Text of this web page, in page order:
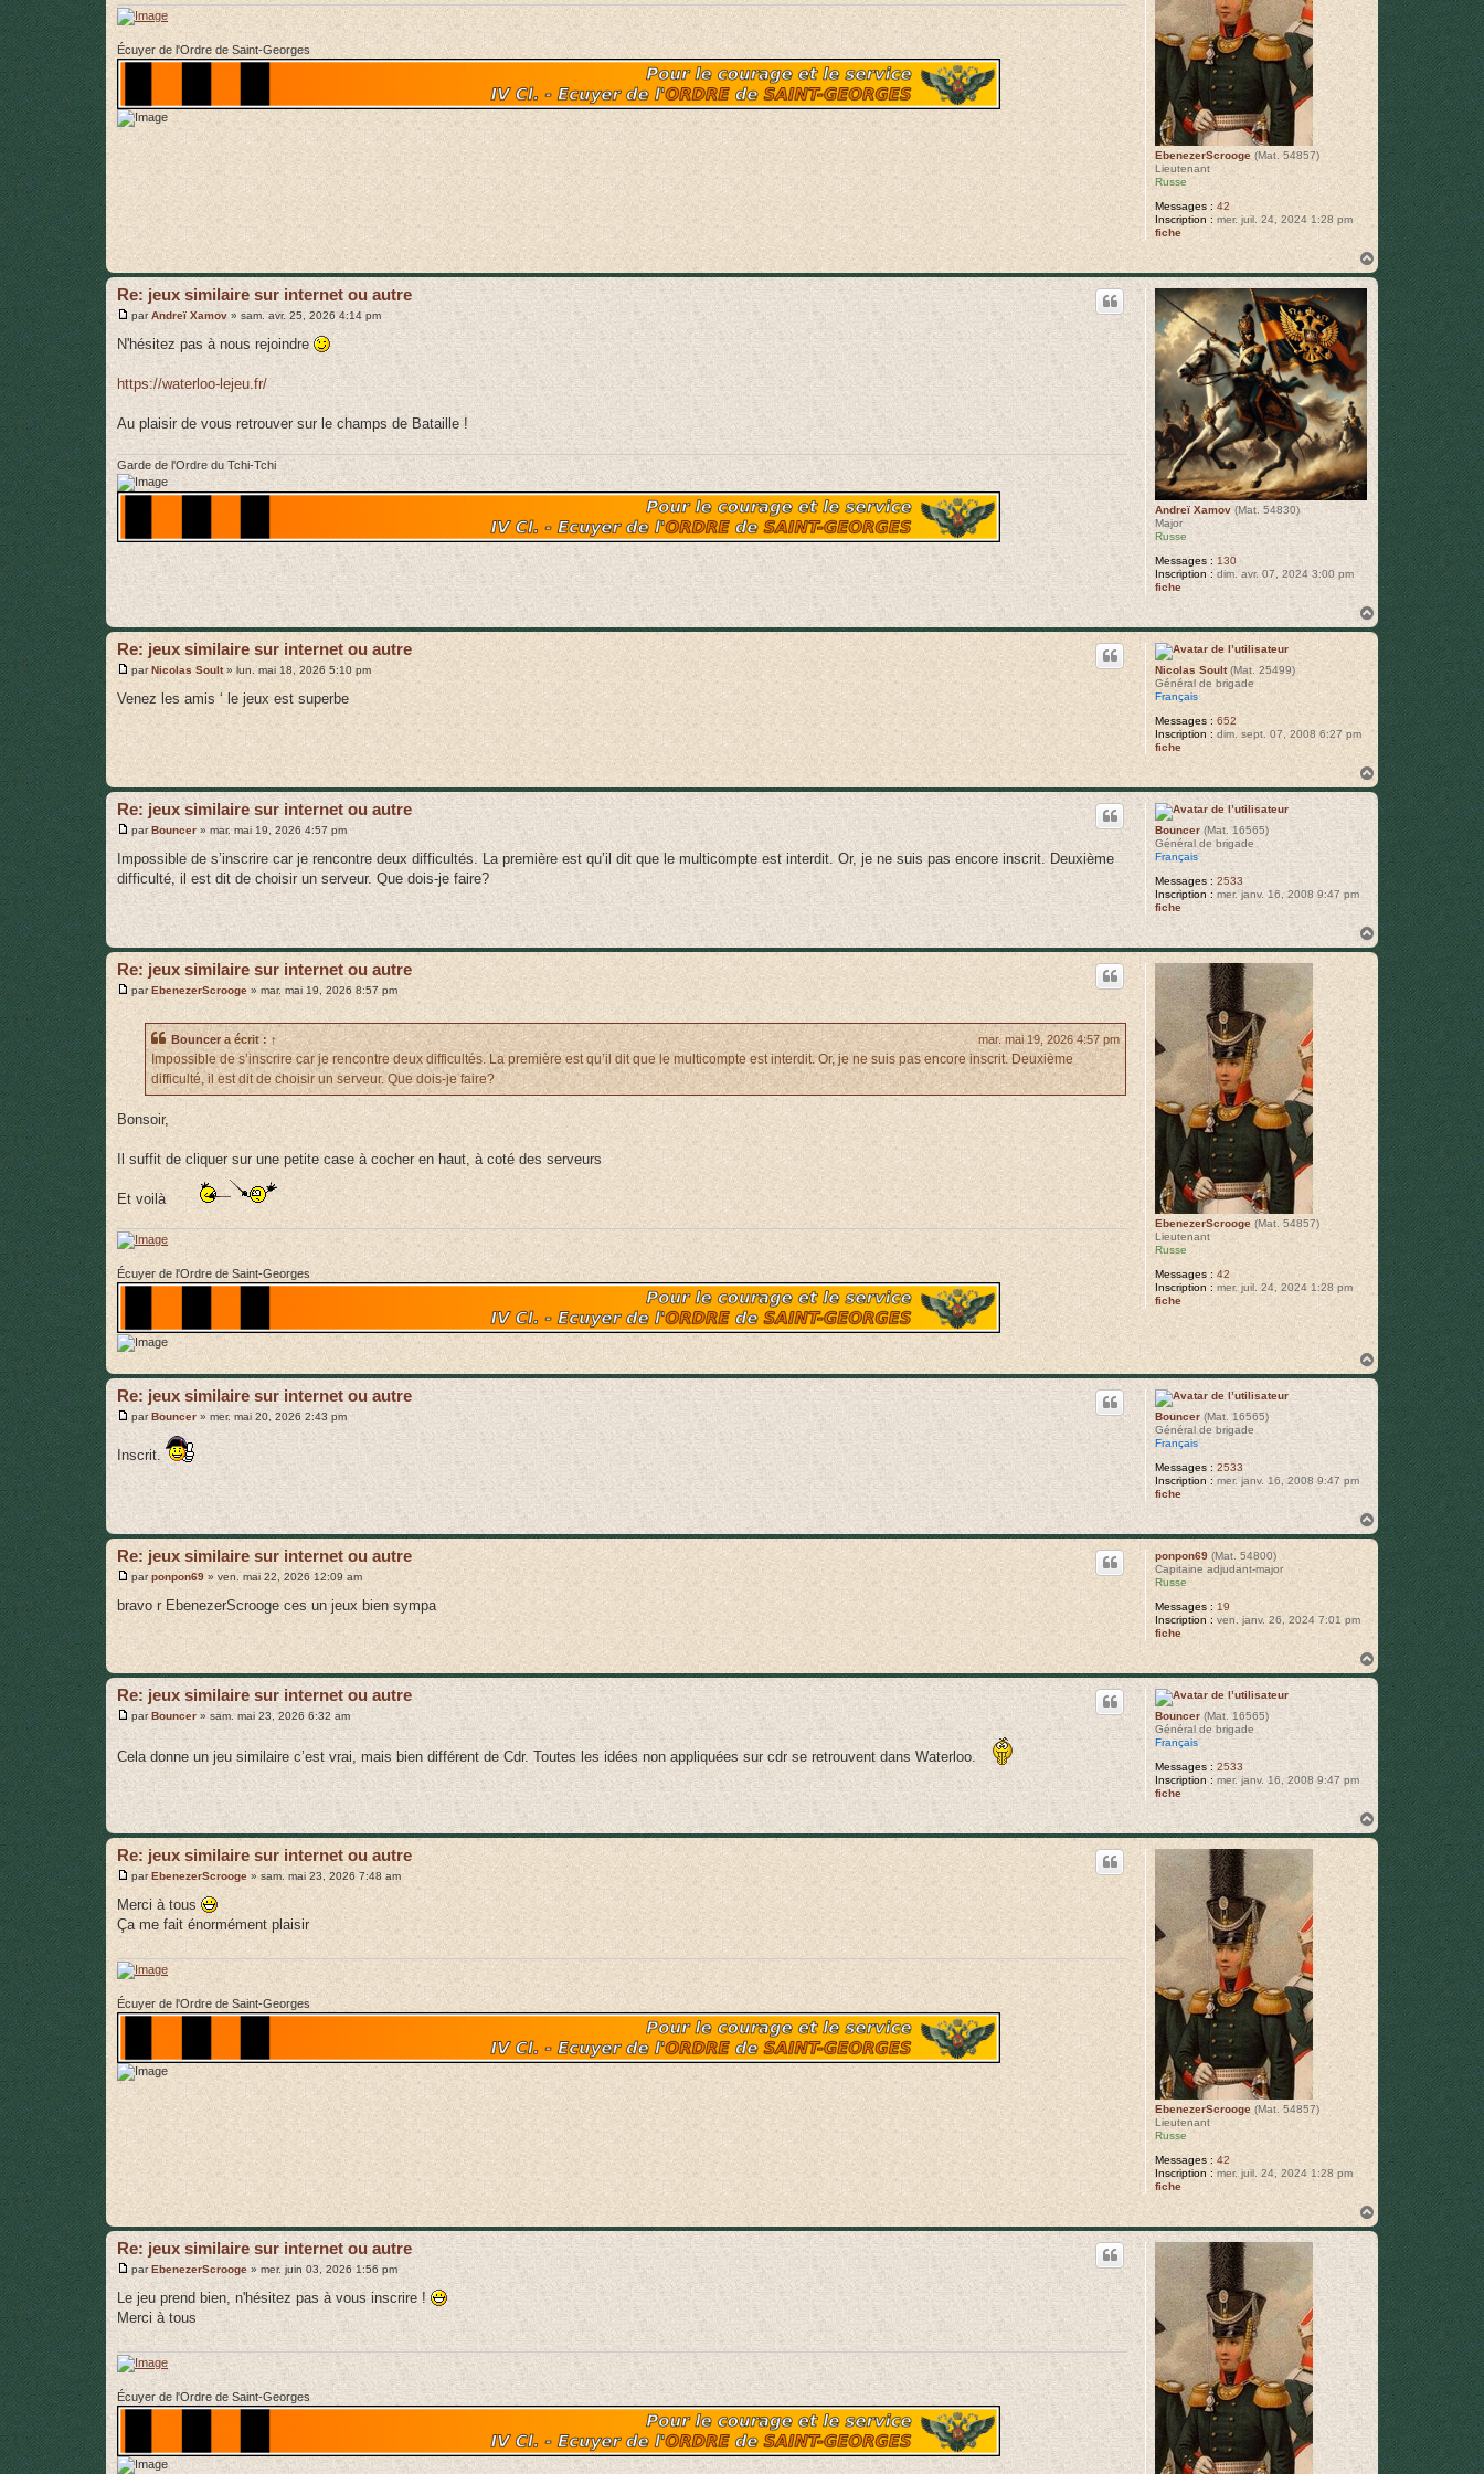
2
EbenezerScrooge (Mat. 54857)
Lieutenant
Russe
Messages : 42
Inscription : mer. juil. 24, 2024 1:28 pm
fiche
Écuyer de l'Ordre de Saint-Georges
H
a
u
t
Andreï Xamov(Mat. 54830)
Major
Russe
Messages : 130
Inscription :dim. avr. 07, 2024 3:00 pm
fiche
Re: jeux similaire sur internet ou autre
M
s
g
e
parAndreï Xamov » sam. avr. 25, 2026 4:14 pm
N'hésitez pas à nous rejoindre
https://waterloo-lejeu.fr/
Au plaisir de vous retrouver sur le champs de Bataille !
Garde de l'Ordre du Tchi-Tchi
H
a
u
t
Nicolas Soult(Mat. 25499)
Général de brigade
Français
Messages : 652
Inscription : dim. sept. 07, 2008 6:27 pm
fiche
Re: jeux similaire sur internet ou autre
M
s
parNicolas Soult» lun. mai 18, 2026 5:10 pm
Venez les amis ‘ le jeux est superbe
a
u
Bouncer (Mat. 16565)
Général de brigade
Français
Messages : 2533
Inscription :mer. janv. 16, 2008 9:47 pm
fiche
Re: jeux similaire sur internet ou autre
M
s
a
e
parBouncer » mar. mai 19, 2026 4:57 pm
Impossible de s’inscrire car je rencontre deux difficultés. La première est qu’il dit que le multicompte est interdit. Or, je ne suis pas encore inscrit. Deuxième
difficulté, il est dit de choisir un serveur. Que dois-je faire?
H
a
u
EbenezerScrooge (Mat. 54857)
Lieutenant
Russe
Messages : 42
Inscription : mer. juil. 24, 2024 1:28 pm
fiche
Re: jeux similaire sur internet ou autre
MparEbenezerScrooge » mar. mai 19, 2026 8:57 pm
Bouncera écrit : ↑ mar. mai 19, 2026 4:57 pm
Impossible de s’inscrire car je rencontre deux difficultés. La première est qu’il dit que le multicompte est interdit. Or, je ne suis pas encore inscrit. Deuxième
difficulté, il est dit de choisir un serveur. Que dois-je faire?
Bonsoir,
Il suffit de cliquer sur une petite case à cocher en haut, à coté des serveurs
Et voilà
Écuyer de l'Ordre de Saint-Georges
a
u
Bouncer (Mat. 16565)
Général de brigade
Français
Messages : 2533
Inscription :mer. janv. 16, 2008 9:47 pm
fiche
Re: jeux similaire sur internet ou autre
M
s
s
e
parBouncer » mer. mai 20, 2026 2:43 pm
Inscrit.
H
a
u
ponpon69 (Mat. 54800)
Capitaine adjudant-major
Russe
Messages : 19
Inscription : ven. janv. 26, 2024 7:01 pm
fiche
Re: jeux similaire sur internet ou autre
M
s
parponpon69 » ven. mai 22, 2026 12:09 am
bravo r EbenezerScrooge ces un jeux bien sympa
a
u
Bouncer (Mat. 16565)
Général de brigade
Français
Messages : 2533
Inscription :mer. janv. 16, 2008 9:47 pm
fiche
Re: jeux similaire sur internet ou autre
M
s
s
e
parBouncer » sam. mai 23, 2026 6:32 am
Cela donne un jeu similaire c’est vrai, mais bien différent de Cdr. Toutes les idées non appliquées sur cdr se retrouvent dans Waterloo.
H
a
u
EbenezerScrooge (Mat. 54857)
Lieutenant
Russe
Messages : 42
Inscription : mer. juil. 24, 2024 1:28 pm
fiche
Re: jeux similaire sur internet ou autre
M
s
a
parEbenezerScrooge » sam. mai 23, 2026 7:48 am
Merci à tous
Ça me fait énormément plaisir
Écuyer de l'Ordre de Saint-Georges
a
u
Re: jeux similaire sur internet ou autre
M
s
a
e
parEbenezerScrooge » mer. juin 03, 2026 1:56 pm
Le jeu prend bien, n'hésitez pas à vous inscrire !
Merci à tous
Écuyer de l'Ordre de Saint-Georges